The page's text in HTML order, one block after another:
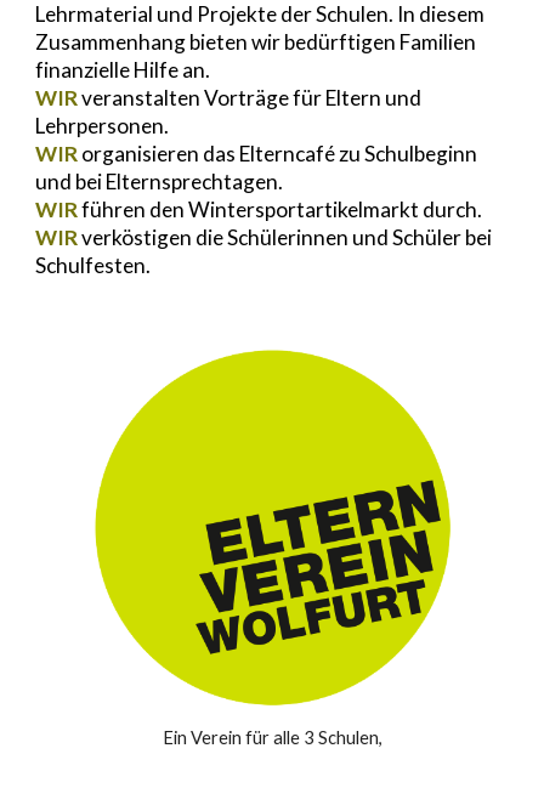
Lehrmaterial und Projekte der Schulen. In diesem
Zusammenhang bieten wir bedürftigen Familien
finanzielle Hilfe an.
WIRveranstalten Vorträge für Eltern und
Lehrpersonen.
WIRorganisieren das Elterncafé zu Schulbeginn
und bei Elternsprechtagen.
WIRführen den Wintersportartikelmarkt durch.
WIRverköstigen die Schülerinnen und Schüler bei
Schulfesten.
Ein Verein für alle 3 Schulen,